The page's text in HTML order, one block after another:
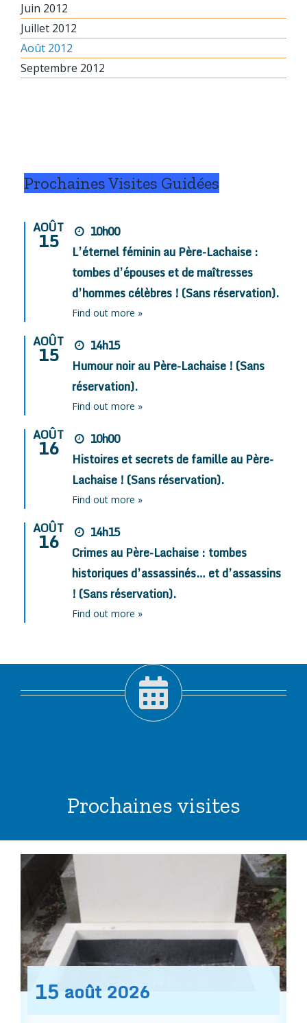
Juin 2012
Juillet 2012
Août 2012
Septembre 2012
Prochaines Visites Guidées
AOÛT
15
10h00
L’éternel féminin au Père-Lachaise :
tombes d’épouses et de maîtresses
d’hommes célèbres ! (Sans réservation).
Find out more »
AOÛT
15
14h15
Humour noir au Père-Lachaise ! (Sans
réservation).
Find out more »
AOÛT
16
10h00
Histoires et secrets de famille au Père-
Lachaise ! (Sans réservation).
Find out more »
AOÛT
16
14h15
Crimes au Père-Lachaise : tombes
historiques d’assassinés… et d’assassins
! (Sans réservation).
Find out more »
Prochaines visites
15 août 2026